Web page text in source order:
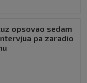
opsovao sedam
pa zaradio